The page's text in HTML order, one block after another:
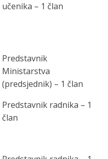
učenika – 1 član
Predstavnik
Ministarstva
(predsjednik) – 1 član
Predstavnik radnika – 1
član